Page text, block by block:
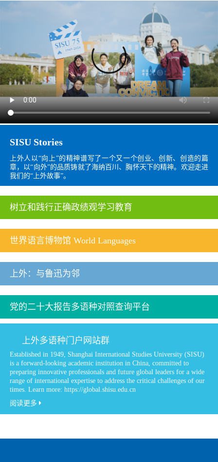
SISU Stories
上外人以“向上”的精神谱写了一个又一个创业、创新、创造的篇
章，以“向外”的品质铸就了海纳百川、胸怀天下的精神。欢迎走进
我们的“上外故事”。
树立和践行正确政绩观学习教育
世界语言博物馆 World Languages
上外：与鲁迅为邻
党的二十大报告多语种对照查询平台
上外多语种门户网站群
Established in 1949, Shanghai International Studies University (SISU)
is a forward-looking academic institution in China, committed to
preparing innovative professionals and future global leaders for a wide
range of international expertise to address the critical challenges of our
times. Learn more: https://global.shisu.edu.cn
阅读更多